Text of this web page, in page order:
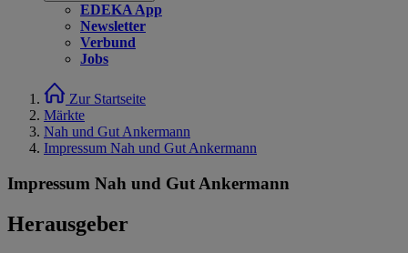
EDEKA App
Newsletter
Verbund
Jobs
Zur Startseite
Märkte
Nah und Gut Ankermann
Impressum Nah und Gut Ankermann
Impressum Nah und Gut Ankermann
Herausgeber